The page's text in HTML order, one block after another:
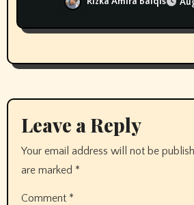
Leave a Reply
Your email address will not be
are marked *
Comment *